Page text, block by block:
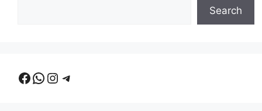
Search
Facebook
WhatsApp
Instagram
Telegram